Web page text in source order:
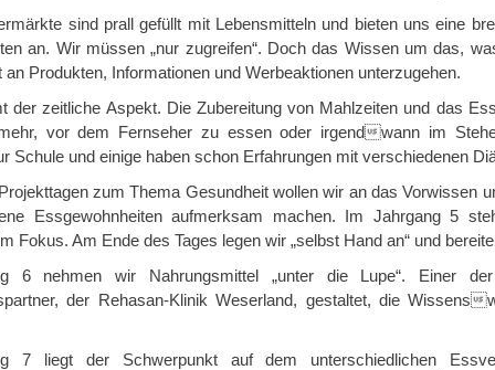
sind prall gefüllt mit Lebensmitteln und bieten uns eine
an. Wir müssen „nur zugreifen“. Doch das Wissen um das,
an Produkten, Informationen und Werbeaktionen unterzugehen.
der zeitliche Aspekt. Die Zubereitung von Mahlzeiten und das
vor dem Fernseher zu essen oder irgendwann im
Schule und einige haben schon Erfahrungen mit verschiedenen
zum Thema Gesundheit wollen wir an das Vorwissen
Essgewohnheiten aufmerksam machen. Im Jahrgang 5
Fokus. Am Ende des Tages legen wir „selbst Hand an“ und
6 nehmen wir Nahrungsmittel „unter die Lupe“. Einer
der Rehasan-Klinik Weserland, gestaltet, die
7 liegt der Schwerpunkt auf dem unterschiedlichen